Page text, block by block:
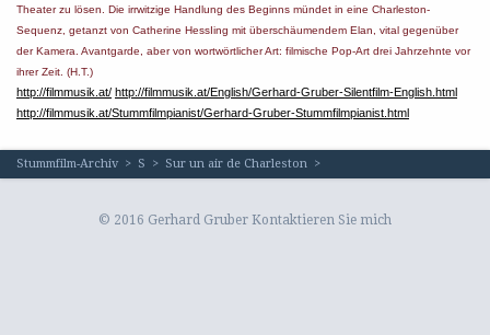
Theater zu lösen. Die irrwitzige Handlung des Beginns mündet in eine Charleston-
Sequenz, getanzt von Catherine HessIing mit überschäumendem Elan, vital gegenüber
der Kamera. Avantgarde, aber von wortwörtlicher Art: filmische Pop-Art drei Jahrzehnte vor
ihrer Zeit. (H.T.)
http://filmmusik.at/ http://filmmusik.at/English/Gerhard-Gruber-Silentfilm-English.html
http://filmmusik.at/Stummfilmpianist/Gerhard-Gruber-Stummfilmpianist.html
Stummfilm-Archiv > S > Sur un air de Charleston >
© 2016 Gerhard Gruber Kontaktieren Sie mich